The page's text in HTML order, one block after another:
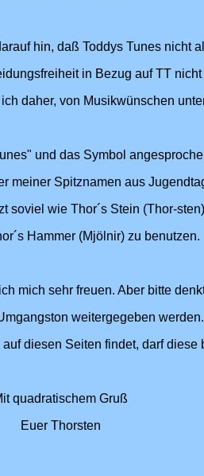
hin, daß Toddys Tunes nicht
in Bezug auf TT
daher, von Musikwünschen
und das Symbol
meiner Spitznamen aus
soviel wie Thor´s Stein (Thor-
Hammer (Mjölnir) zu benutzen.
mich sehr freuen. Aber bitte
weitergegeben werden.
diesen Seiten findet, darf diese
quadratischem Gruß
Euer Thorsten